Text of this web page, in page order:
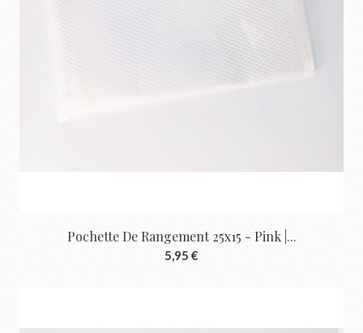
Pochette De Rangement 25x15 - Pink |...
5,95 €